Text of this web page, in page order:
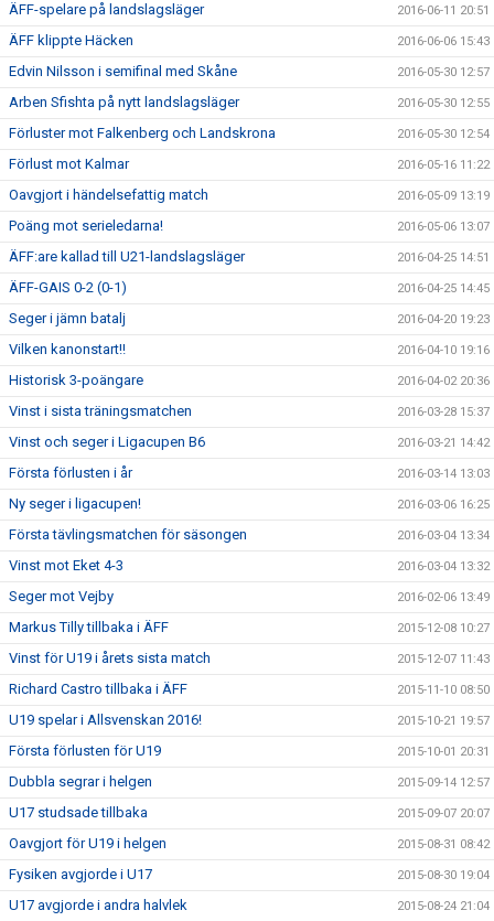
ÄFF-spelare på landslagsläger 2016-06-11 20:51
ÄFF klippte Häcken 2016-06-06 15:43
Edvin Nilsson i semifinal med Skåne 2016-05-30 12:57
Arben Sfishta på nytt landslagsläger 2016-05-30 12:55
Förluster mot Falkenberg och Landskrona 2016-05-30 12:54
Förlust mot Kalmar 2016-05-16 11:22
Oavgjort i händelsefattig match 2016-05-09 13:19
Poäng mot serieledarna! 2016-05-06 13:07
ÄFF:are kallad till U21-landslagsläger 2016-04-25 14:51
ÄFF-GAIS 0-2 (0-1) 2016-04-25 14:45
Seger i jämn batalj 2016-04-20 19:23
Vilken kanonstart!! 2016-04-10 19:16
Historisk 3-poängare 2016-04-02 20:36
Vinst i sista träningsmatchen 2016-03-28 15:37
Vinst och seger i Ligacupen B6 2016-03-21 14:42
Första förlusten i år 2016-03-14 13:03
Ny seger i ligacupen! 2016-03-06 16:25
Första tävlingsmatchen för säsongen 2016-03-04 13:34
Vinst mot Eket 4-3 2016-03-04 13:32
Seger mot Vejby 2016-02-06 13:49
Markus Tilly tillbaka i ÄFF 2015-12-08 10:27
Vinst för U19 i årets sista match 2015-12-07 11:43
Richard Castro tillbaka i ÄFF 2015-11-10 08:50
U19 spelar i Allsvenskan 2016! 2015-10-21 19:57
Första förlusten för U19 2015-10-01 20:31
Dubbla segrar i helgen 2015-09-14 12:57
U17 studsade tillbaka 2015-09-07 20:07
Oavgjort för U19 i helgen 2015-08-31 08:42
Fysiken avgjorde i U17 2015-08-30 19:04
U17 avgjorde i andra halvlek 2015-08-24 21:04